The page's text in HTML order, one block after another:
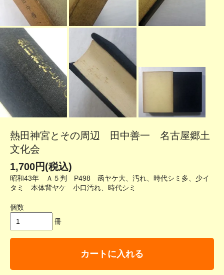
熱田神宮とその周辺 田中善一 名古屋郷土
文化会
1,700円(税込)
昭和43年 Ａ５判 P498 函ヤケ大、汚れ、時代シミ多、少イ
タミ 本体背ヤケ 小口汚れ、時代シミ
個数
冊
カートに入れる